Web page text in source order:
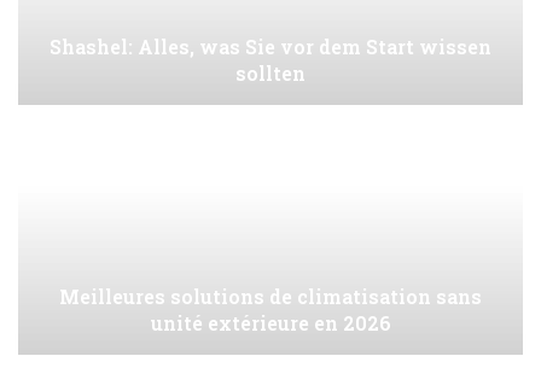
Shashel: Alles, was Sie vor dem Start wissen
sollten
Meilleures solutions de climatisation sans
unité extérieure en 2026